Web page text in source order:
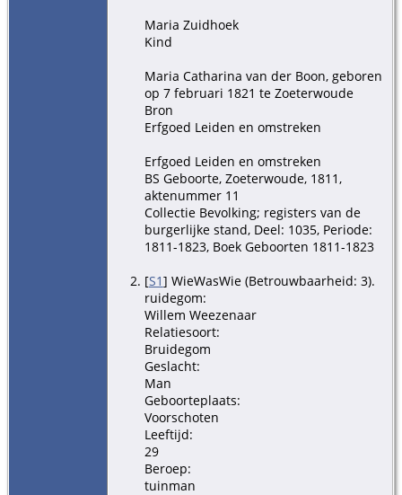
Maria Zuidhoek
Kind
Maria Catharina van der Boon, geboren
op 7 februari 1821 te Zoeterwoude
Bron
Erfgoed Leiden en omstreken
Erfgoed Leiden en omstreken
BS Geboorte, Zoeterwoude, 1811,
aktenummer 11
Collectie Bevolking; registers van de
burgerlijke stand, Deel: 1035, Periode:
1811-1823, Boek Geboorten 1811-1823
[S1] WieWasWie (Betrouwbaarheid: 3).
ruidegom:
Willem Weezenaar
Relatiesoort:
Bruidegom
Geslacht:
Man
Geboorteplaats:
Voorschoten
Leeftijd:
29
Beroep:
tuinman